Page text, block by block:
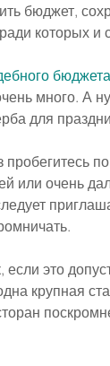
бюджет,
которых и
бюджета
много.
для
или очень
это
крупная